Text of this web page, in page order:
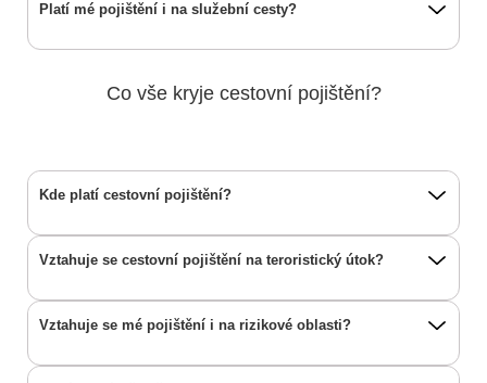
Platí mé pojištění i na služební cesty?
Co vše kryje cestovní pojištění?
Kde platí cestovní pojištění?
Vztahuje se cestovní pojištění na teroristický útok?
Vztahuje se mé pojištění i na rizikové oblasti?